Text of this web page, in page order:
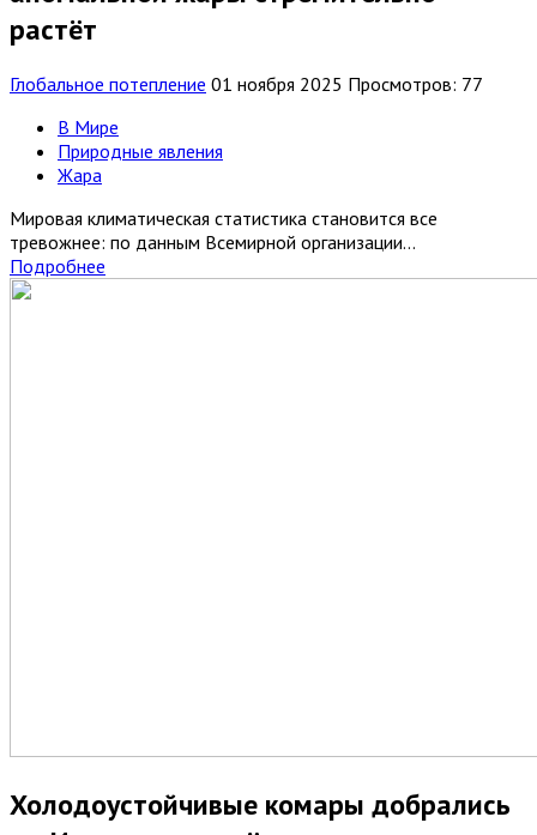
растёт
Глобальное потепление 01 ноября 2025 Просмотров: 77
В Мире
Природные явления
Жара
Мировая климатическая статистика становится все
тревожнее: по данным Всемирной организации...
Подробнее
Холодоустойчивые комары добрались